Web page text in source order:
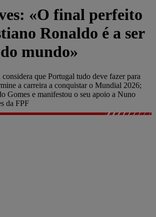
«O final perfeito
Ronaldo é a ser
mundo»
que Portugal tudo deve fazer para
a carreira a conquistar o Mundial 2026;
Gomes e manifestou o seu apoio a Nuno
da FPF